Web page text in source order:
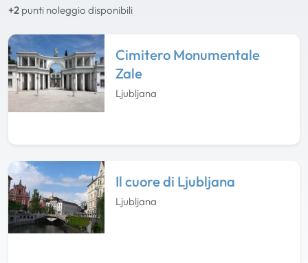
+2 punti noleggio disponibili
Cimitero Monumentale
Zale
Ljubljana
Il cuore di Ljubljana
Ljubljana